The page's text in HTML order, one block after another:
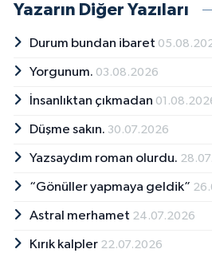
Yazarın Diğer Yazıları
Durum bundan ibaret
Yorgunum. 03.08.2026
İnsanlıktan çıkmadan
Düşme sakın. 30.07.2026
Yazsaydım roman olurdu.
“Gönüller yapmaya geldik”
Astral merhamet 24.07.2026
Kırık kalpler 22.07.2026